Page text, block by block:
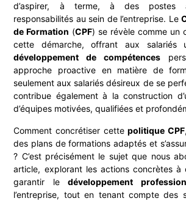
d’aspirer, à terme, à des postes
responsabilités au sein de l’entreprise. Le
de Formation (CPF) se révèle comme un
cette démarche, offrant aux salariés
développement de compétences
approche proactive en matière de
seulement aux salariés désireux de se
contribue également à la construction
d’équipes motivées, qualifiées et
Comment concrétiser cettepolitique CPF
des plans de formations adaptés et
? C’est précisément le sujet que nous
article, explorant les actions concrètes à
garantir ledéveloppement
l’entreprise, tout en tenant compte des